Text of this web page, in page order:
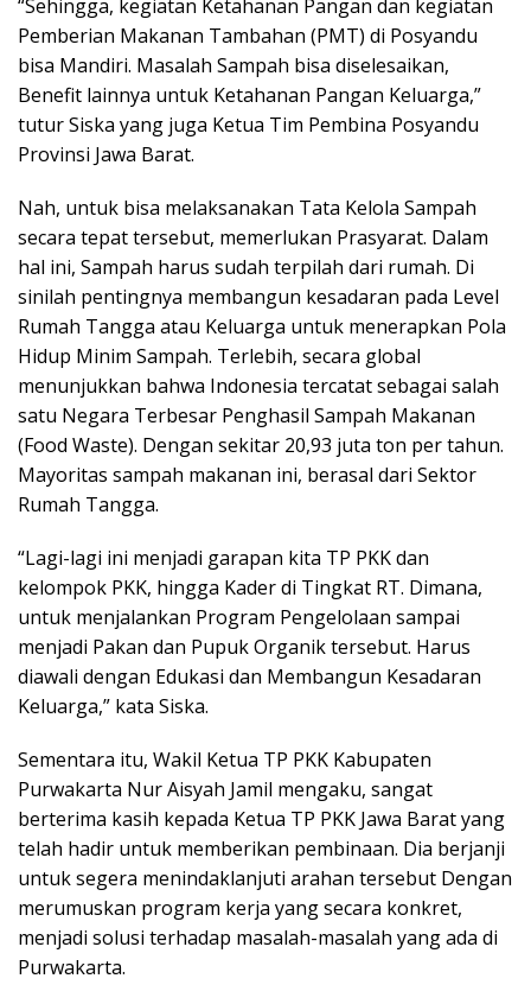
“Sehingga, kegiatan Ketahanan Pangan dan kegiatan
Pemberian Makanan Tambahan (PMT) di Posyandu
bisa Mandiri. Masalah Sampah bisa diselesaikan,
Benefit lainnya untuk Ketahanan Pangan Keluarga,”
tutur Siska yang juga Ketua Tim Pembina Posyandu
Provinsi Jawa Barat.
Nah, untuk bisa melaksanakan Tata Kelola Sampah
secara tepat tersebut, memerlukan Prasyarat. Dalam
hal ini, Sampah harus sudah terpilah dari rumah. Di
sinilah pentingnya membangun kesadaran pada Level
Rumah Tangga atau Keluarga untuk menerapkan Pola
Hidup Minim Sampah. Terlebih, secara global
menunjukkan bahwa Indonesia tercatat sebagai salah
satu Negara Terbesar Penghasil Sampah Makanan
(Food Waste). Dengan sekitar 20,93 juta ton per tahun.
Mayoritas sampah makanan ini, berasal dari Sektor
Rumah Tangga.
“Lagi-lagi ini menjadi garapan kita TP PKK dan
kelompok PKK, hingga Kader di Tingkat RT. Dimana,
untuk menjalankan Program Pengelolaan sampai
menjadi Pakan dan Pupuk Organik tersebut. Harus
diawali dengan Edukasi dan Membangun Kesadaran
Keluarga,” kata Siska.
Sementara itu, Wakil Ketua TP PKK Kabupaten
Purwakarta Nur Aisyah Jamil mengaku, sangat
berterima kasih kepada Ketua TP PKK Jawa Barat yang
telah hadir untuk memberikan pembinaan. Dia berjanji
untuk segera menindaklanjuti arahan tersebut Dengan
merumuskan program kerja yang secara konkret,
menjadi solusi terhadap masalah-masalah yang ada di
Purwakarta.